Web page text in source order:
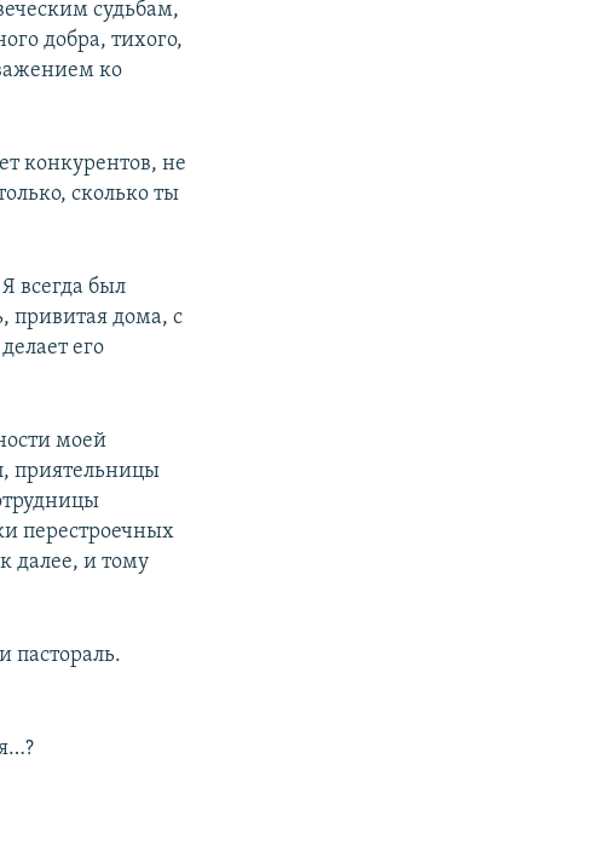
судьбам,
добра, тихого,
ко
конкурентов, не
сколько ты
всегда был
привитая дома, с
его
моей
приятельницы
перестроечных
далее, и тому
пастораль.